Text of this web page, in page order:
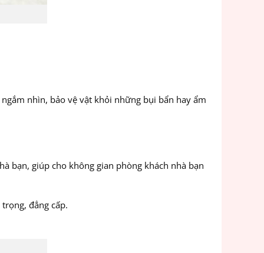
nhìn, bảo vệ vật khỏi những bụi bẩn hay ẩm
bạn, giúp cho không gian phòng khách nhà bạn
đẳng cấp.